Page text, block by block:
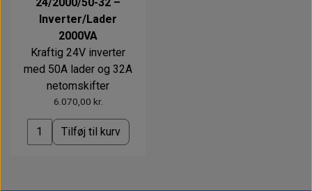
Inverter/Lader
2000VA
Kraftig 24V inverter
med 50A lader og 32A
netomskifter
6.070,00 kr.
Tilføj til kurv